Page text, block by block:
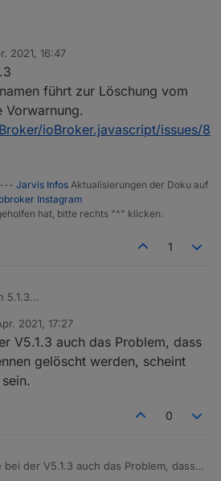
2021, 16:47
führt zur Löschung vom
Vorwarnung.
ioBroker.javascript/issues/8
Jarvis Infos Aktualisierungen der Doku auf
Instagram
hat, bitte rechts "^" klicken.
1
5.1.3
Vorwarnung.
ioBroker/ioBroker.javascript/issues/82
2021, 17:27
V5.1.3 auch das Problem, dass
gelöscht werden, scheint
0
bei der V5.1.3 auch das Problem, dass